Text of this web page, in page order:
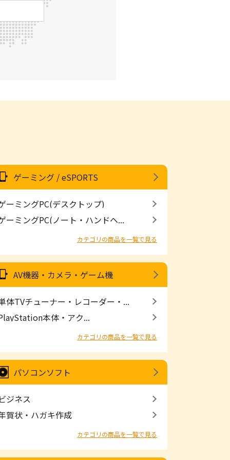
ゲーミング / eSPORTS
ーミングPC(デスクトップ)
ーミングPC(ノート・ハンドヘ...
カテゴリの商品を一覧で見る
AV機器・カメラ・ゲーム機
体TVチューナー・レコーダー・...
本体・アク...
カテゴリの商品を一覧で見る
パソコンソフト
ジネス
賀状・ハガキ作成
カテゴリの商品を一覧で見る